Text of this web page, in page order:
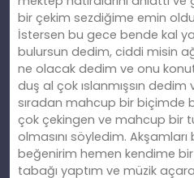
bir çekim sezdiğime emin
İstersen bu gece bende kal
bulursun dedim, ciddi misin
ne olacak dedim ve onu
duş al çok ıslanmışsın
sıradan mahcup bir biçimde
çok çekingen ve mahcup bir
olmasını söyledim.
beğenirim hemen kendime
tabağı yaptım ve müzik